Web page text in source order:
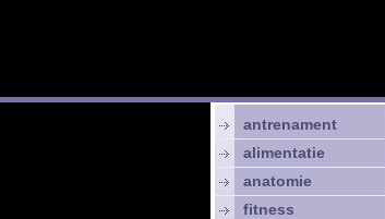
antrenament
alimentatie
anatomie
fitness